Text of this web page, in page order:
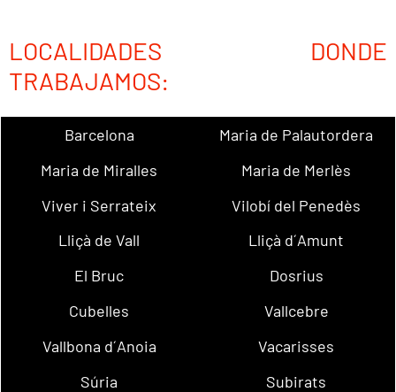
LOCALIDADES DONDE
TRABAJAMOS:
Barcelona
Maria de Palautordera
Maria de Miralles
Maria de Merlès
Viver i Serrateix
Vilobí del Penedès
Lliçà de Vall
Lliçà d´Amunt
El Bruc
Dosrius
Cubelles
Vallcebre
Vallbona d´Anoia
Vacarisses
Súria
Subirats